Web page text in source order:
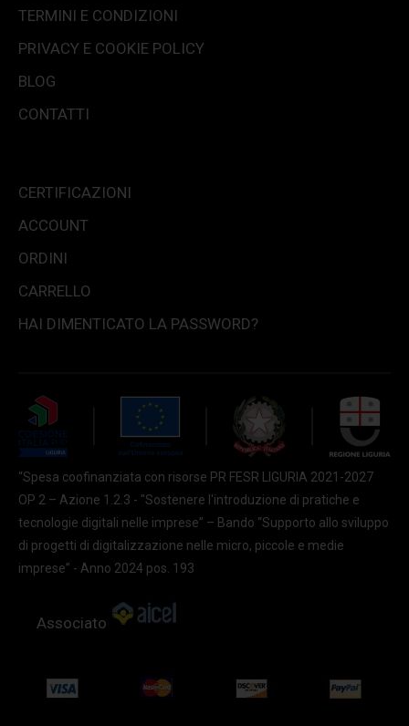
TERMINI E CONDIZIONI
PRIVACY E COOKIE POLICY
BLOG
CONTATTI
CERTIFICAZIONI
ACCOUNT
ORDINI
CARRELLO
HAI DIMENTICATO LA PASSWORD?
“Spesa coofinanziata con risorse PR FESR LIGURIA 2021-2027
OP 2 – Azione 1.2.3 - "Sostenere l'introduzione di pratiche e
tecnologie digitali nelle imprese” – Bando “Supporto allo sviluppo
di progetti di digitalizzazione nelle micro, piccole e medie
imprese” - Anno 2024 pos. 193
Associato